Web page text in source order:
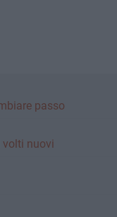
passo
volti nuovi